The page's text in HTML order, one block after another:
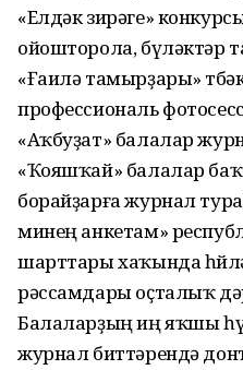
«Елдәк зирәге»
ойошторола, бүләктәр
«Ғаилә тамырҙары»
профессиональ
«Аҡбуҙат» балалар
«Ҡояшҡай» балалар
борайҙарға журнал
минең анкетам»
шарттары хаҡында
рәссамдары оҫталыҡ
Балаларҙың иң яҡшы
журнал биттәрендә